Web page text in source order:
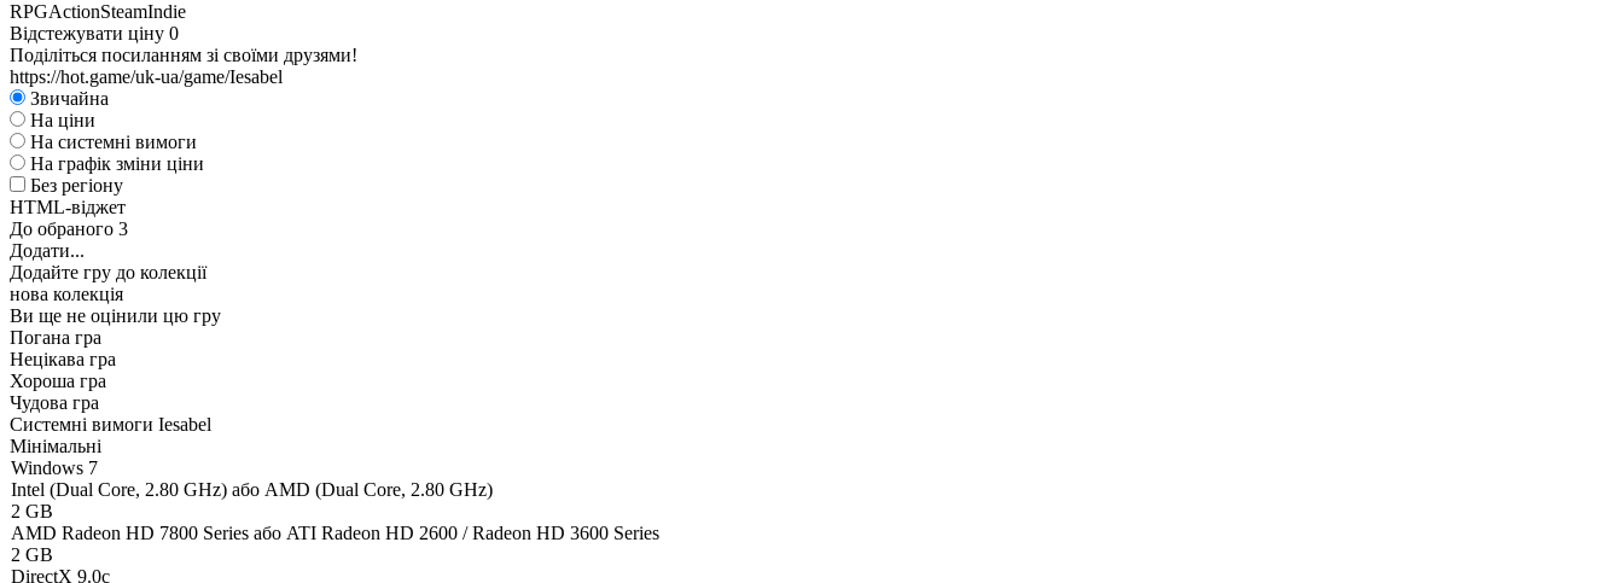
RPGActionSteamIndie
Відстежувати ціну 0
Поділіться посиланням зі своїми друзями!
https://hot.game/uk-ua/game/Iesabel
Звичайна
На ціни
На системні вимоги
На графік зміни ціни
Без регіону
HTML-віджет
До обраного 3
Додати...
Додайте гру до колекції
нова колекція
Ви ще не оцінили цю гру
Погана гра
Нецікава гра
Хороша гра
Чудова гра
Системні вимоги Iesabel
Мінімальні
Windows 7
Intel (Dual Core, 2.80 GHz) або AMD (Dual Core, 2.80 GHz)
2 GB
AMD Radeon HD 7800 Series або ATI Radeon HD 2600 / Radeon HD 3600 Series
2 GB
DirectX 9.0c